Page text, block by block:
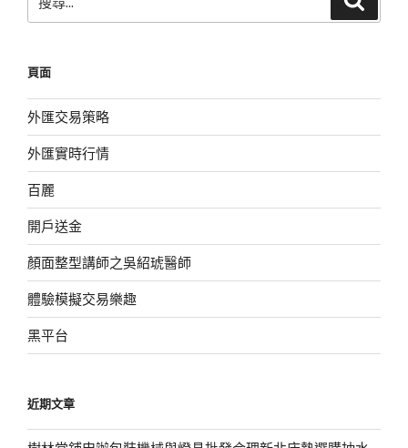
尋
字:
頁面
外匯交易策略
外匯實時行情
百麗
開戶送金
顏面整型講師之吳紹琥醫師
體驗模擬交易樂趣
黑平台
近期文章